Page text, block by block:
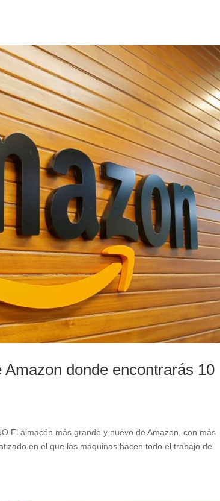
donde encontrarás 10
El almacén más grande y nuevo de Amazon, con más
en el que las máquinas hacen todo el trabajo de